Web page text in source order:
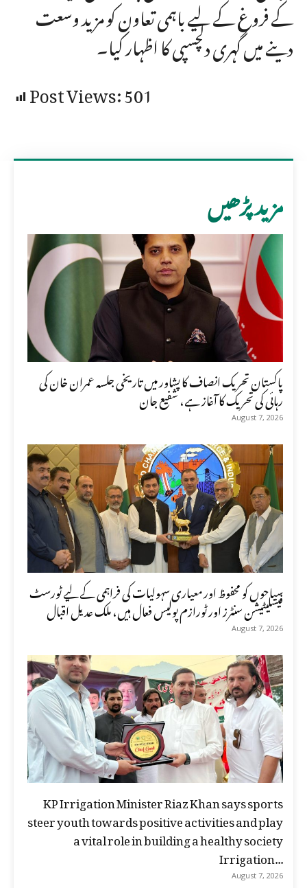
کے فروغ کے لیے باہمی تعاون کو مزید وسعت
دینے میں گہری دلچسپی کا اظہار کیا۔
Post Views:501
مزید پڑھیں
پاکستان تحریک انصاف کا پشاور میں تاریخی جلسہ عمران خان کی
رہائی کی تحریک کا آغاز ہے، شفیع جان
August 7, 2026
سیاحوں کو محفوظ اور معیاری سہولیات کی فراہمی کے لیے ٹورسٹ
فیسلیٹیشن سنٹرز اور ٹورازم پولیس فعال ہیں، ملک عدیل اقبال
August 7, 2026
KP Irrigation Minister Riaz Khan says sports
steer youth towards positive activities and play
a vital role in building a healthy society
Irrigation...
August 7, 2026